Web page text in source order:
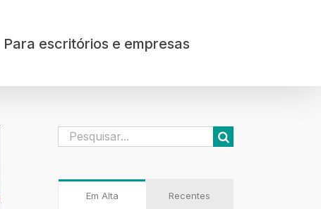
Para escritórios e empresas
Buscar
resultados
Em Alta Recentes